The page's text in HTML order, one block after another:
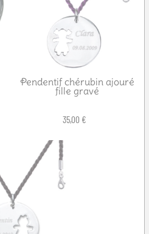
Pendentif chérubin ajouré
fille gravé
35,00 €